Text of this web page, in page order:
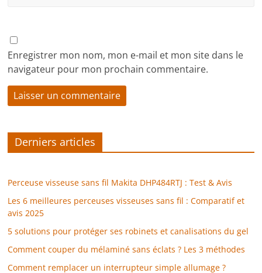
Enregistrer mon nom, mon e-mail et mon site dans le
navigateur pour mon prochain commentaire.
Derniers articles
Perceuse visseuse sans fil Makita DHP484RTJ : Test & Avis
Les 6 meilleures perceuses visseuses sans fil : Comparatif et
avis 2025
5 solutions pour protéger ses robinets et canalisations du gel
Comment couper du mélaminé sans éclats ? Les 3 méthodes
Comment remplacer un interrupteur simple allumage ?